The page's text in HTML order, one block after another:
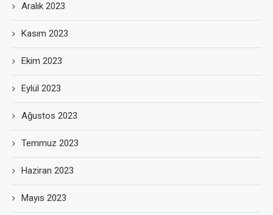
Aralık 2023
Kasım 2023
Ekim 2023
Eylül 2023
Ağustos 2023
Temmuz 2023
Haziran 2023
Mayıs 2023